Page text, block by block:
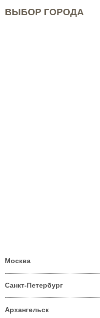
ВЫБОР ГОРОДА
Москва
Санкт-Петербург
Архангельск